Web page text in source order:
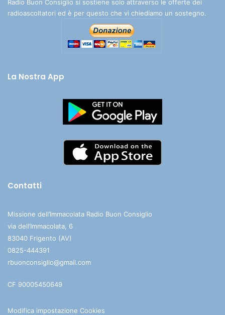
Radio Buon Consiglio si sostiene solo attraverso le offerte dei
radioascoltatori ed è per questo che vi chiediamo un sostegno.
La Nostra App
Contatti
Missione dell’Immacolata Radio Buon Consiglio
via dell’Immacolata, 6
83040 Frigento (AV)
0825-444391
rbuonconsiglio@gmail.com
CF 90005450649
Modifica impostazione Cookies